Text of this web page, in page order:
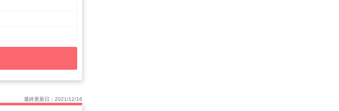
最終更新日：2021/12/16